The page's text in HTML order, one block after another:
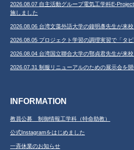
2026.08.07 自主活動グループ電気工学科E-
施しました
2026.08.06 台湾文藻外語大学の鐘明彥先生が来
2026.08.05 プロジェクト学習の調理実習で「タ
2026.08.04 台湾国立聯合大学の鄂貞君先生が来
2026.07.31 制服リニューアルのための展示会を
INFORMATION
教員公募 制御情報工学科（特命助教）
公式Instagramをはじめました
一斉休業のお知らせ